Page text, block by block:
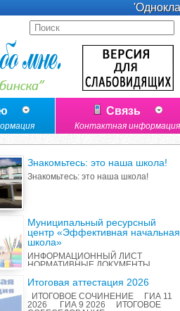
Связь
Контактная информация
Знакомьтесь: это наша школа!
Знакомьтесь: это наша школа!
Муниципальный ресурсный
центр «Эффективная начальная
школа»
ИНФОРМАЦИОННЫЙ ЛИСТ
НОРМАТИВНЫЕ ДОКУМЕНТЫ
ПРОДУКТОВ РАБОТА С
РОДИТЕЛЯМИ ОТЧЕТ О
РЕАЛИЗАЦИИ ПРОЕКТА
Итоговая аттестация 2026
ИТОГОВОЕ СОЧИНЕНИЕ ГИА 11
2026 ГИА 9 2026 ИТОГОВОЕ